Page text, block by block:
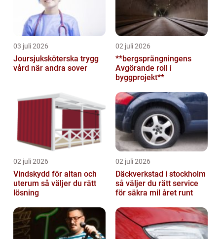
03 juli 2026
Joursjuksköterska trygg
vård när andra sover
02 juli 2026
**bergsprängningens
Avgörande roll i
byggprojekt**
02 juli 2026
Vindskydd för altan och
uterum så väljer du rätt
lösning
02 juli 2026
Däckverkstad i stockholm
så väljer du rätt service
för säkra mil året runt